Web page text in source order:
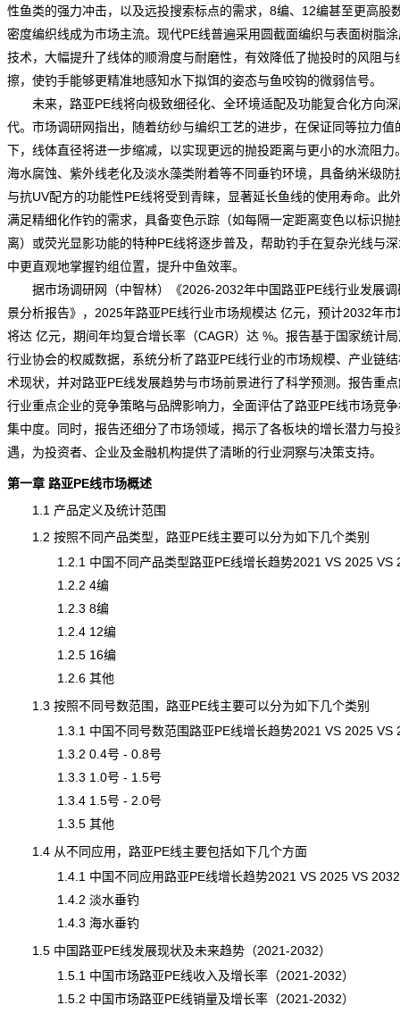
性鱼类的强力冲击，以及远投搜索标点的需求，8编、12编甚至更高股
密度编织线成为市场主流。现代PE线普遍采用圆截面编织与表面树脂
技术，大幅提升了线体的顺滑度与耐磨性，有效降低了抛投时的风阻与
擦，使钓手能够更精准地感知水下拟饵的姿态与鱼咬钩的微弱信号。
未来，路亚PE线将向极致细径化、全环境适配及功能复合化方向深
代。 市场调研网指出，随着纺纱与编织工艺的进步，在保证同等拉力值
下，线体直径将进一步缩减，以实现更远的抛投距离与更小的水流阻力
海水腐蚀、紫外线老化及淡水藻类附着等不同垂钓环境，具备纳米级防
与抗UV配方的功能性PE线将受到青睐，显著延长鱼线的使用寿命。此
满足精细化作钓的需求，具备变色示踪（如每隔一定距离变色以标识抛
离）或荧光显影功能的特种PE线将逐步普及，帮助钓手在复杂光线与
中更直观地掌握钓组位置，提升中鱼效率。
据市场调研网（中智林）《2026-2032年中国路亚PE线行业发展调
景分析报告》，2025年路亚PE线行业市场规模达 亿元，预计2032年市
将达 亿元，期间年均复合增长率（CAGR）达 %。报告基于国家统计
行业协会的权威数据，系统分析了路亚PE线行业的市场规模、 产业链
术现状，并对路亚PE线发展趋势与市场前景进行了科学预测。报告重
行业重点企业的竞争策略与品牌影响力，全面评估了路亚PE线市场竞
集中度。同时，报告还细分了市场领域，揭示了各板块的增长潜力与投
遇，为投资者、企业及金融机构提供了清晰的行业洞察与决策支持。
第一章 路亚PE线市场概述
1.1 产品定义及统计范围
1.2 按照不同产品类型，路亚PE线主要可以分为如下几个类别
1.2.1 中国不同产品类型路亚PE线增长趋势2021 VS 2025 VS
1.2.2 4编
1.2.3 8编
1.2.4 12编
1.2.5 16编
1.2.6 其他
1.3 按照不同号数范围，路亚PE线主要可以分为如下几个类别
1.3.1 中国不同号数范围路亚PE线增长趋势2021 VS 2025 VS
1.3.2 0.4号 - 0.8号
1.3.3 1.0号 - 1.5号
1.3.4 1.5号 - 2.0号
1.3.5 其他
1.4 从不同应用，路亚PE线主要包括如下几个方面
1.4.1 中国不同应用路亚PE线增长趋势2021 VS 2025 VS 2032
1.4.2 淡水垂钓
1.4.3 海水垂钓
1.5 中国路亚PE线发展现状及未来趋势（2021-2032）
1.5.1 中国市场路亚PE线收入及增长率（2021-2032）
1.5.2 中国市场路亚PE线销量及增长率（2021-2032）